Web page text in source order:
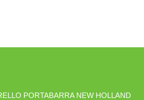
PORTABARRA NEW HOLLAND